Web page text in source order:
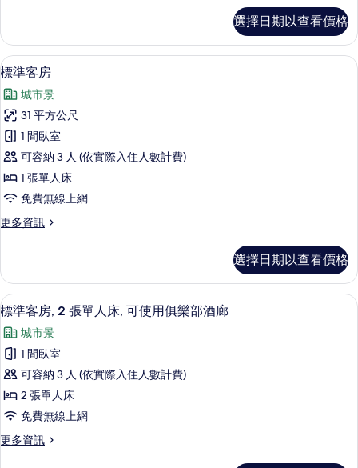
相
片
客
房
(Upgraded)
詳
情
選擇日期以查看價格
顯
示
標
準
客
房
的
所
有
片
羽絨被、迷你吧、客房內保險箱、書桌
4
標準客房
城市景
31 平方公尺
1 間臥室
可容納 3 人 (依實際入住人數計費)
1 張單人床
免費無線上網
更多資訊
更
客
房
的
情
選擇日期以查看價格
顯
示
標
準
客
房,
張
標準客房, 2 張單人床, 可使用俱樂部
4
標準客房, 2 張單人床, 可使用俱樂部酒廊
城市景
1 間臥室
可容納 3 人 (依實際入住人數計費)
2 張單人床
免費無線上網
更多資訊
更